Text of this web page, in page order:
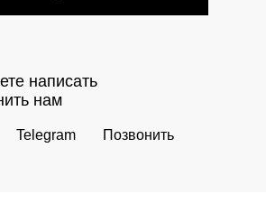
Позвонить
Telegram
написать
нам